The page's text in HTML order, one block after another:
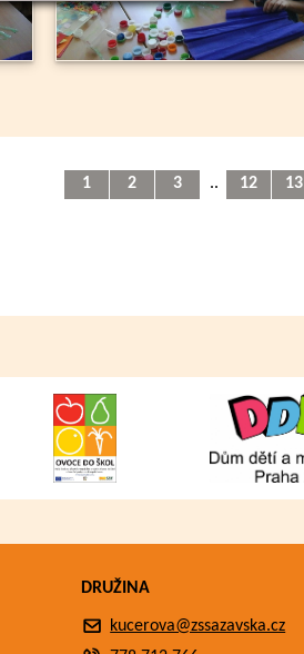
1 2 3 .. 12 13
DRUŽINA
kucerova@zssazavska.cz